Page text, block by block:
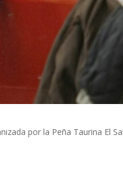
por la Peña Taurina El